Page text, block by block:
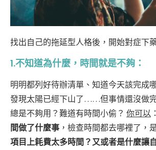
找出自己的拖延型人格後，開始對症下
1.不知道為什麼，時間就是不夠：
明明都列好待辦清單、知道今天該完成
發現太陽已經下山了……但事情還沒做
總是不夠用？難道有時間小偷？ 你可以 ：
間做了什麼事 ，檢查時間都去哪裡了，
項目上耗費太多時間？又或者是什麼讓